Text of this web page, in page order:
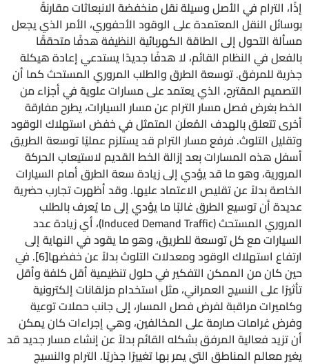
إذًا، الترام في الأصل وسيلة نقل منخفضة الانبعاثات مقارنةً
بوسائل النقل المعتمدة على الوقود الأحفوري، الأمر الذي يجعل
مسألة التحول إلى الطاقة الكهربائية النظيفة هدفًا متحققًا
بالفعل في النظام القائم، لا هدفًا جديدًا يستدعي إعادة هيكلة
جذرية للمرفق. توسعة الطرق والطلب المروري المستحث كما أن
التصميم المقترح، الذي يعتمد على مسارات علوية في أجزاء من
الخط بغرض فصل مسار الترام عن مسار السيارات، يطرح مفارقة
أخرى تتعلق بالهدف المُعلَن المتمثل في خفض استهلاك الوقود
وتقليل التلوث. فرفع مسار الترام قد يستلزم عمليًا توسعة الطريق
أسفل هذه المسارات بعد إزالة الخط القديم لاستيعاب الحركة
المرورية، وهو ما قد يؤدي إلى زيادة سعة الطرق أمام السيارات
الخاصة بدلاً عن تقليص الاعتماد عليها. وقد أظهرت تجارب حضرية
عديدة أن توسيع الطرق غالبًا ما يؤدي إلى ما يُعرف بالطلب
المروري المستحث (Induced Demand Traffic)، أي زيادة عدد
السيارات مع كل توسعة للطريق، وهو ما يقود في النهاية إلى
ارتفاع استهلاك الوقود ومعدلات التلوث بدلاً عن خفضها[6]. في
حين كان من الممكن التفكير في حلول تنظيمية أقل كلفة وأقل
تأثيرًا على النسيج العمراني، مثل استخدام مزلقانات إلكترونية
وكاميرات مراقبة لفرض فصل المسار، إلى جانب حملات توعية
وفرض غرامات صارمة على المخالفين، وهي إجراءات كان يمكن
أن تزيد فعالية المرفق بشكله القائم بدلاً عن إنشاء مسار جديد قد
يغير معالم المناطق التي يمر بها تغييرًا جذريًا. الترام والنسيج